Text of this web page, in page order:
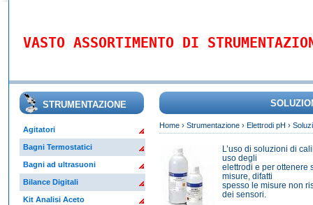
VASTO ASSORTIMENTO DI
STRUMENTAZIONE
Agitatori
Bagni Termostatici
Bagni ad ultrasuoni
Bilance Digitali
Kit Analisi Aceto
Home› Strumentazione› Elettrodi pH ›
L’uso di soluzioni di
uso degli
elettrodi e per ottenere
misure, difatti
spesso le misure non
dei sensori.